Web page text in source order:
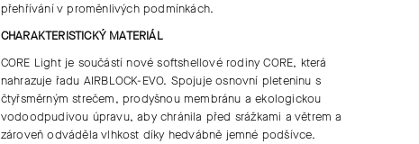
přehřívání v proměnlivých podmínkách.
CHARAKTERISTICKÝ MATERIÁL
CORE Lightje součástí nové softshellové rodiny CORE, která
nahrazuje řadu AIRBLOCK-EVO. Spojuje osnovní pleteninu s
čtyřsměrným strečem, prodyšnou membránu a ekologickou
vodoodpudivou úpravu, aby chránila před srážkami a větrem a
zároveň odváděla vlhkost díky hedvábně jemné podšívce.